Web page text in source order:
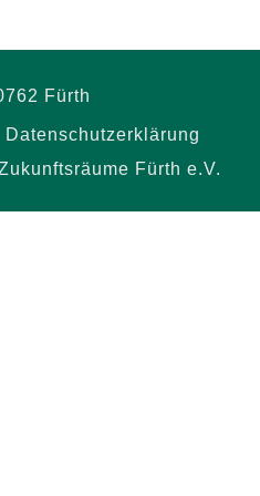
Fürth
Datenschutzerklärung
Fürth e.V.